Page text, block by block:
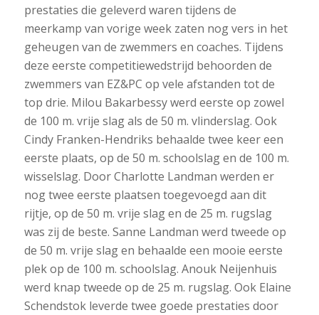
prestaties die geleverd waren tijdens de
meerkamp van vorige week zaten nog vers in het
geheugen van de zwemmers en coaches. Tijdens
deze eerste competitiewedstrijd behoorden de
zwemmers van EZ&PC op vele afstanden tot de
top drie. Milou Bakarbessy werd eerste op zowel
de 100 m. vrije slag als de 50 m. vlinderslag. Ook
Cindy Franken-Hendriks behaalde twee keer een
eerste plaats, op de 50 m. schoolslag en de 100 m.
wisselslag. Door Charlotte Landman werden er
nog twee eerste plaatsen toegevoegd aan dit
rijtje, op de 50 m. vrije slag en de 25 m. rugslag
was zij de beste. Sanne Landman werd tweede op
de 50 m. vrije slag en behaalde een mooie eerste
plek op de 100 m. schoolslag. Anouk Neijenhuis
werd knap tweede op de 25 m. rugslag. Ook Elaine
Schendstok leverde twee goede prestaties door